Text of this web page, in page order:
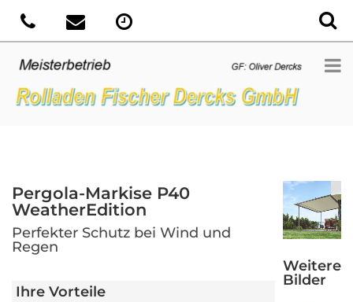
Pergola-Markise P40
WeatherEdition
Perfekter Schutz bei Wind und
Regen
Ihre Vorteile
Weitere
Bilder